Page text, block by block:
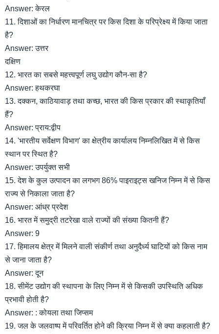
Answer: केरल
11. दिशाओं का निर्धारण मानचित्र पर किस दिशा के परिप्रेक्ष्य में किया जाता
है?
Answer: उत्तर
दक्षिण
12. भारत का सबसे महत्त्वपूर्ण लघु उद्योग कौन-सा है?
Answer: हथकरघा
13. दक्कन, काठियावाड़ तथा कच्छ, भारत की किस प्रकार की स्थाकृतियाँ
हैं?
Answer: प्राय:द्वीप
14. 'भारतीय सर्वेक्षण विभाग' का क्षेत्रीय कार्यालय निम्नलिखित में से किस
स्थान पर स्थित है?
Answer: उपर्युक्त सभी
15. देश के कुल उत्पादन का लगभग 86% पाइराइट्स खनिज निम्न में से किस
राज्य से निकाला जाता है?
Answer: आंध्र प्रदेश
16. भारत में समुद्री तटरेखा वाले राज्यों की संख्या कितनी हैं?
Answer: 9
17. हिमालय क्षेत्र में मिलने वाली संकीर्ण तथा अनुदैर्ध्य घाटियों को किस नाम
से जाना जाता है?
Answer: दून
18. सीमेंट उद्योग की स्थापना के लिए निम्न में से किसकी उपस्थिति अधिक
प्रभावी होती है?
Answer: : कोयला तथा जिप्सम
19. जल के जलवाष्प में परिवर्तित होने की क्रिया निम्न में से क्या कहलाती है?